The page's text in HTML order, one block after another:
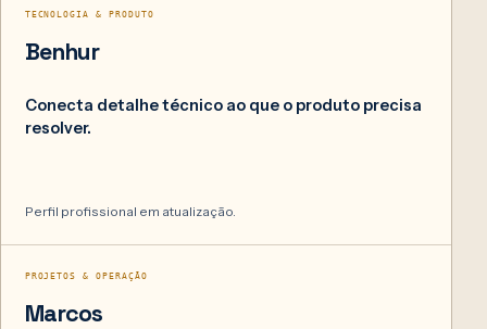
TECNOLOGIA & PRODUTO
Benhur
Conecta detalhe técnico ao que o produto precisa
resolver.
Perfil profissional em atualização.
PROJETOS & OPERAÇÃO
Marcos